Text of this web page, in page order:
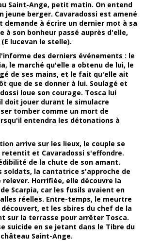
Saint-Ange, petit matin. On entend
jeune berger. Cavaradossi est amené
demande à écrire un dernier mot à sa
à son bonheur passé auprès d'elle,
lucevan le stelle).
des derniers événements : le
le marché qu'elle a obtenu de lui, le
de ses mains, et le fait qu'elle ait
que de se donner à lui. Soulagé et
loue son courage. Tosca lui
doit jouer durant le simulacre
tomber comme un mort de
entendra les détonations à
arrive sur les lieux, le couple se
retentit et Cavaradossi s'effondre.
de la chute de son amant.
soldats, la cantatrice s'approche de
Horrifiée, elle découvre la
Scarpia, car les fusils avaient en
réelles. Entre-temps, le meurtre
et les sbires du chef de la
sur la terrasse pour arrêter Tosca.
suicide en se jetant dans le Tibre du
Saint-Ange.